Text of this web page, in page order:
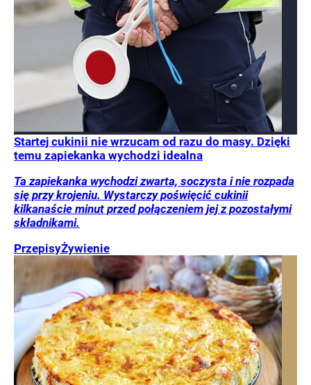
Startej cukinii nie wrzucam od razu do masy. Dzięki
temu zapiekanka wychodzi idealna
Ta zapiekanka wychodzi zwarta, soczysta i nie rozpada
się przy krojeniu. Wystarczy poświęcić cukinii
kilkanaście minut przed połączeniem jej z pozostałymi
składnikami.
PrzepisyŻywienie